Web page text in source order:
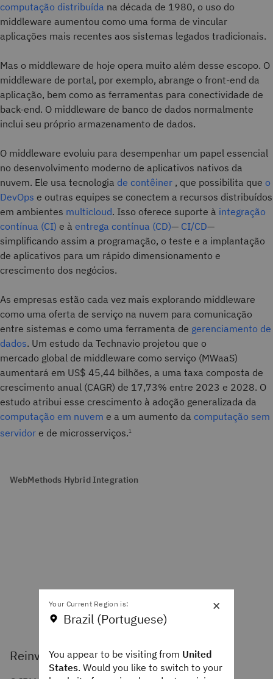
computação distribuída na década de 1980, o uso do
middleware aumentou como uma forma de vincular
aplicações mais recentes aos sistemas legados tradicionais.
Mas o middleware de hoje opera muito além desse escopo. O
middleware de portal, por exemplo, abrange o front-end da
aplicação, bem como as ferramentas para conectividade de
back-end. O middleware de banco de dados normalmente
inclui seu próprio armazenamento de dados.
O middleware evoluiu para desempenhar um papel essencial
no desenvolvimento moderno de aplicativos nativos da
nuvem. Ele usa tecnologia de contêiner , que possibilita que o
DevOps e outras equipes se conectem a recursos distribuídos
em ambientes multicloud. Isso oferece suporte à integração
contínua (CI) e à entrega contínua (CD)— CI/CD—
simplificando assim a programação, o teste e a implantação
de aplicativos para um rápido dimensionamento e
crescimento dos negócios.
As empresas estão cada vez mais explorando middleware
como uma oferta de serviço na nuvem para comunicação
entre sistemas e como uma ferramenta de gerenciamento de
dados. Um estudo da Technavio projetou que o
mercado global de middleware como serviço (MWaaS)
aumentará em US$ 45,44 bilhões, a uma taxa composta de
crescimento anual (CAGR) de 17,73% entre 2023 e 2028. O
estudo atribui esse crescimento à adoção generalizada da
computação em nuvem e a um aumento da computação sem
servidor e de microsserviços.1
WebMethods Hybrid Integration
Reinvente a integração para a era da IA
×
Your Current Region is:
Brazil (Portuguese)
You appear to be visiting from United
States. Would you like to switch to your